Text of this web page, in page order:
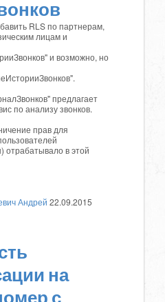
RLS по партнерам,
лицам и
и возможно, но
предлагает
по анализу звонков.
прав для
в этой
Андрей 22.09.2015
на
с